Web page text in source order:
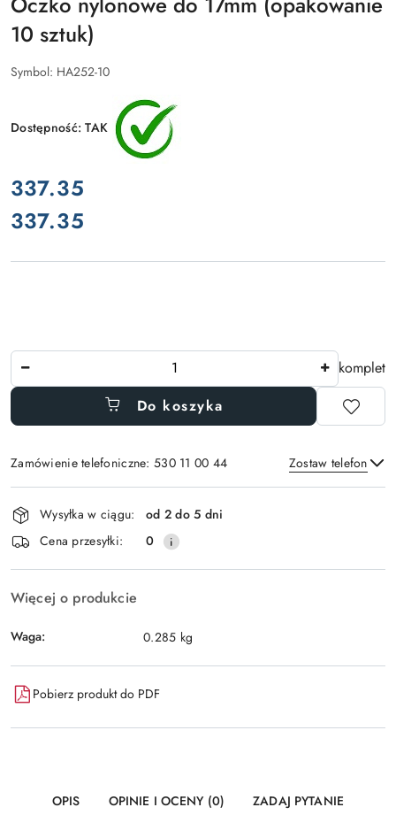
10 sztuk)
Symbol: HA252-10
Dostępność:TAK
cena:
337.35
Cena:
337.35
Ilość
komplet
Do koszyka
Zamówienie telefoniczne: 530 11 00 44 Zostaw telefon
Wyślij
Dostępność
i
dostawa
Wysyłka w ciągu:
od 2 do 5 dni
Cena przesyłki:
0
Więcej o produkcie
Waga: 0.285 kg
Pobierz produkt do PDF
OPIS OPINIE I OCENY (0) ZADAJ PYTANIE